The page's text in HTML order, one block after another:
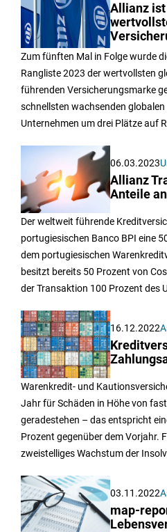
Allianz
Zum fünften Mal in Folge wurde
Rangliste 2023 der wertvollsten
führenden Versicherungsmarke
schnellsten wachsenden
Unternehmen um drei Plätze auf
06.03.2023
Allianz
Anteile
Der weltweit führende
portugiesischen Banco BPI eine
dem portugiesischen
besitzt bereits 50 Prozent von
der Transaktion 100 Prozent des
16.12.2022
Warenkredit- und
Jahr für Schäden in Höhe von
geradestehen – das entspricht
Prozent gegenüber dem Vorjahr.
zweistelliges Wachstum der
03.11.2022
map-